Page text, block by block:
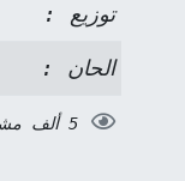
توزيع :
الحان :
5 ألف مشاهدة